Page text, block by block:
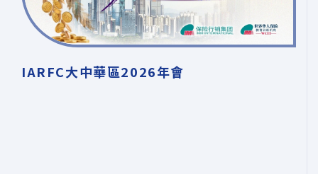
IARFC大中華區2026年會